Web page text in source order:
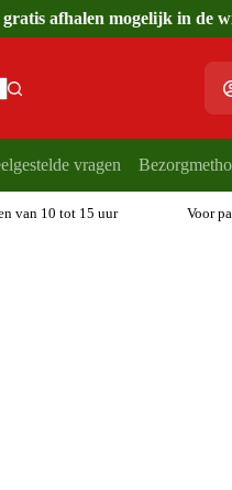
afhalen mogelijk in de
vragen
van 10 tot 15 uur Voor